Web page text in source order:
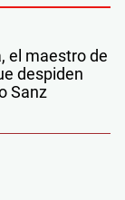
el maestro de
despiden
Sanz